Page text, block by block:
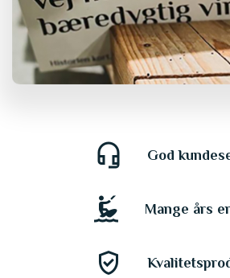
headset_mic God
kitesurfing Mange års
gpp_good